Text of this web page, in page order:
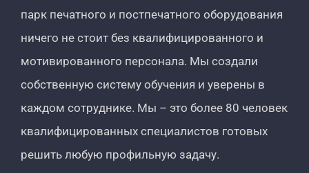
парк печатного и постпечатного оборудования
ничего не стоит без квалифицированного и
мотивированного персонала. Мы создали
собственную систему обучения и уверены в
каждом сотруднике. Мы – это более 80 человек
квалифицированных специалистов готовых
решить любую профильную задачу.